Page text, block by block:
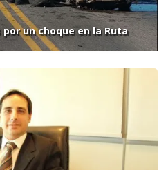
un choque en la Ruta